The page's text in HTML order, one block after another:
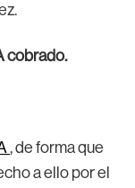
cobrado.
, de forma que
a ello por el